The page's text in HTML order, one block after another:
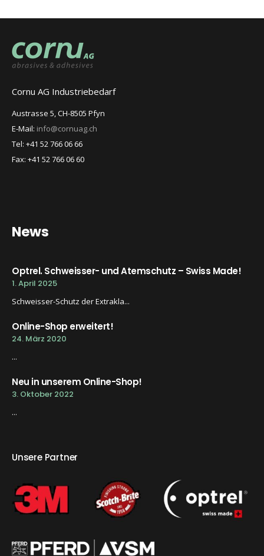
Cornu AG Industriebedarf
Austrasse 5, CH-8505 Pfyn
E-Mail: info@cornuag.ch
Tel: +41 52 766 06 66
Fax: +41 52 766 06 60
News
Optrel. Schweisser- und Atemschutz – Swiss Made!
1. April 2025
Schweisser-Schutz der Extrakla...
Online-Shop erweitert!
24. März 2020
...
Neu in unserem Online-Shop!
3. Oktober 2022
...
Unsere Partner